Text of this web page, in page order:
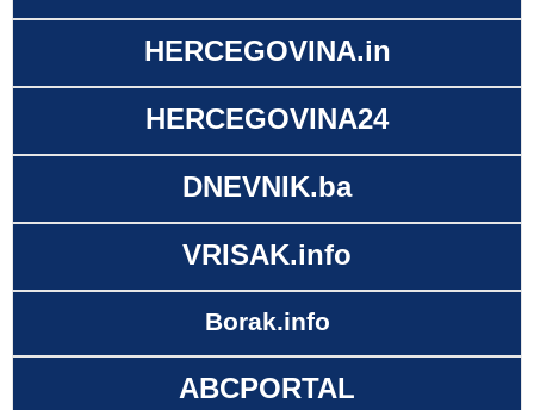
HERCEGOVINA.in
HERCEGOVINA24
DNEVNIK.ba
VRISAK.info
Borak.info
ABCPORTAL